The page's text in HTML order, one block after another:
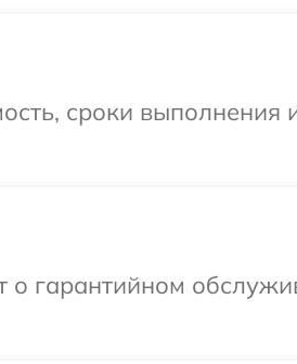
сроки выполнения
гарантийном